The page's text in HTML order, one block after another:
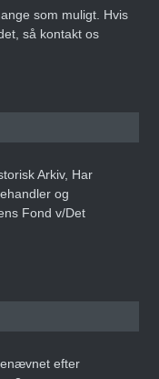
som muligt. Hvis
så kontakt os
Arkiv, Har
og
Fond v/Det
efter